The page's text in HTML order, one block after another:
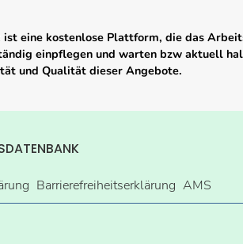
eine kostenlose Plattform, die das
einpflegen und warten bzw aktuell
und Qualität dieser Angebote.
Barrierefreiheitserklärung AMS